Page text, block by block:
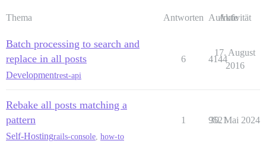
Thema Antworten Aufrufe
Aktivität
Batch processing to search and
replace in all posts
Developmentrest-api
6 4144
17. August
2016
Rebake all posts matching a
pattern
Self-Hostingrails-console how-to
1 9521
30. Mai 2024